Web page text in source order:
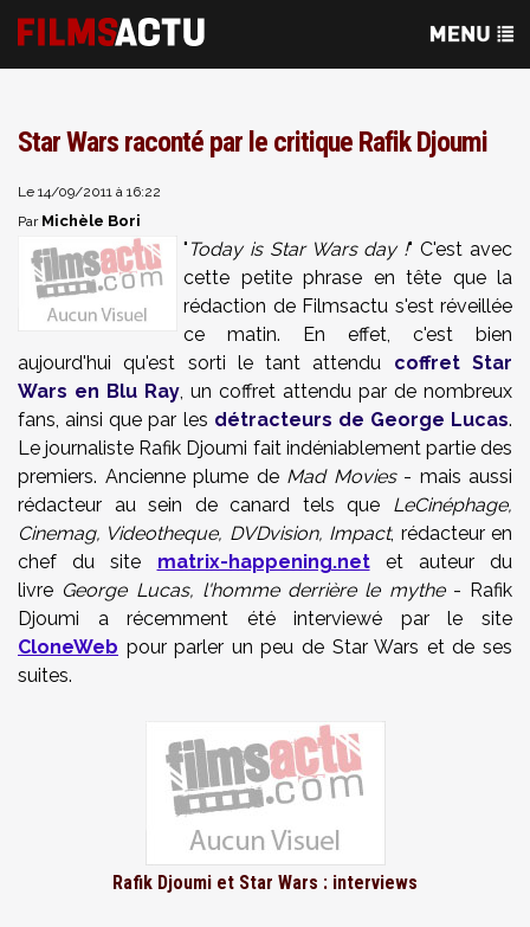
Star Wars raconté par le critique Rafik Djoumi
Le 14/09/2011 à 16:22
Par Michèle Bori
" Today is Star Wars day !" C'est avec
cette petite phrase en tête que la
rédaction de Filmsactu s'est réveillée
ce matin. En effet, c'est bien
aujourd'hui qu'est sorti le tant attendu coffret Star
Wars en Blu Ray, un coffret attendu par de nombreux
fans, ainsi que par les détracteurs de George Lucas.
Le journaliste Rafik Djoumi fait indéniablement partie des
premiers. Ancienne plume deMad Movies- mais aussi
rédacteur au sein de canard tels que LeCinéphage,
Cinemag, Videotheque, DVDvision, Impact, rédacteur en
chef du site matrix-happening.netet auteur du
livre George Lucas, l'homme derrière le mythe- Rafik
Djoumi a récemment été interviewé par le site
CloneWeb pour parler un peu de Star Wars et de ses
suites.
Rafik Djoumi et Star Wars : interviews